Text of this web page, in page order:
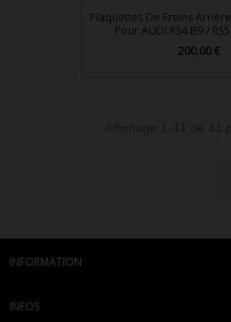
Plaquettes De Freins Arrière
Pour AUDI RS4 B9 /
Prix
200,00 €
INFORMATION
INFOS